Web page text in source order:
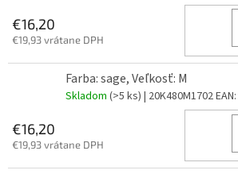
€16,20
€19,93 vrátane DPH
Farba: sage, Veľkosť: M
Skladom (>5 ks) | 20K480M1702EAN:
€16,20
€19,93 vrátane DPH